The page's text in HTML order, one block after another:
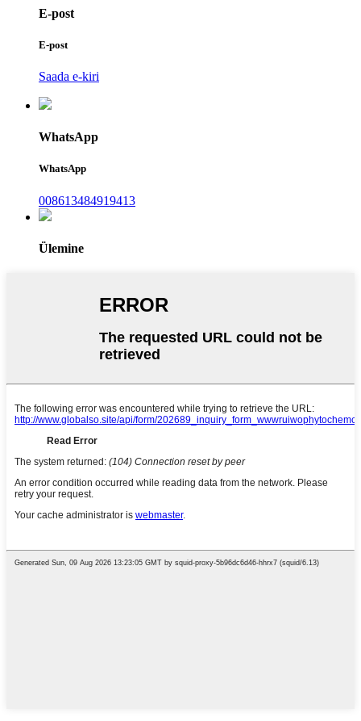
E-post
E-post
Saada e-kiri
WhatsApp
WhatsApp
008613484919413
Ülemine